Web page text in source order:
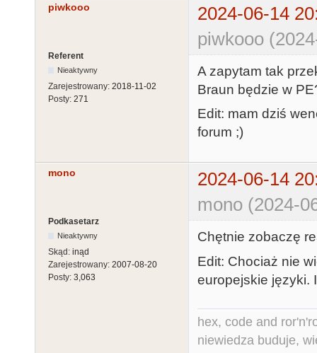
piwkooo
2024-06-14
piwkooo
Referent
Nieaktywny
Zarejestrowany: 2018-11-02
Posty: 271
A zapytam tak
Braun będzie w
Edit: mam dziś
forum ;)
mono
2024-06-14
mono (2024-
Podkasetarz
Nieaktywny
Skąd: inąd
Zarejestrowany: 2007-08-20
Posty: 3,063
Chętnie zobaczę
Edit: Chociaż nie
europejskie języki.
hex, code and
niewiedza buduje,